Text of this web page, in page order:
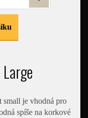
small je vhodná pro
spíše na korkové